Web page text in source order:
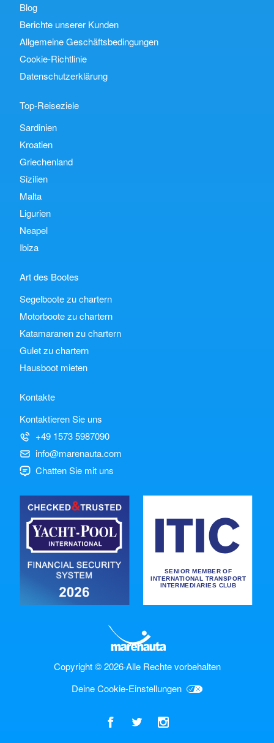
Blog
Berichte unserer Kunden
Allgemeine Geschäftsbedingungen
Cookie-Richtlinie
Datenschutzerklärung
Top-Reiseziele
Sardinien
Kroatien
Griechenland
Sizilien
Malta
Ligurien
Neapel
Ibiza
Art des Bootes
Segelboote zu chartern
Motorboote zu chartern
Katamaranen zu chartern
Gulet zu chartern
Hausboot mieten
Kontakte
Kontaktieren Sie uns
+49 1573 5987090
info@marenauta.com
Chatten Sie mit uns
Copyright © 2026·Alle Rechte vorbehalten
Deine Cookie-Einstellungen